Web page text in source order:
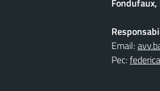
Email:
Pec: